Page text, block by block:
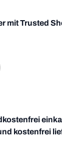
mit Trusted
kostenfrei